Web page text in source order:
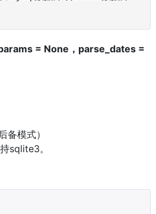
= None，parse_dates =
模式）
sqlite3。